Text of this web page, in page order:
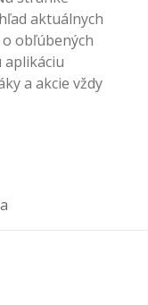
aktuálnych
obľúbených
aplikáciu
a akcie vždy